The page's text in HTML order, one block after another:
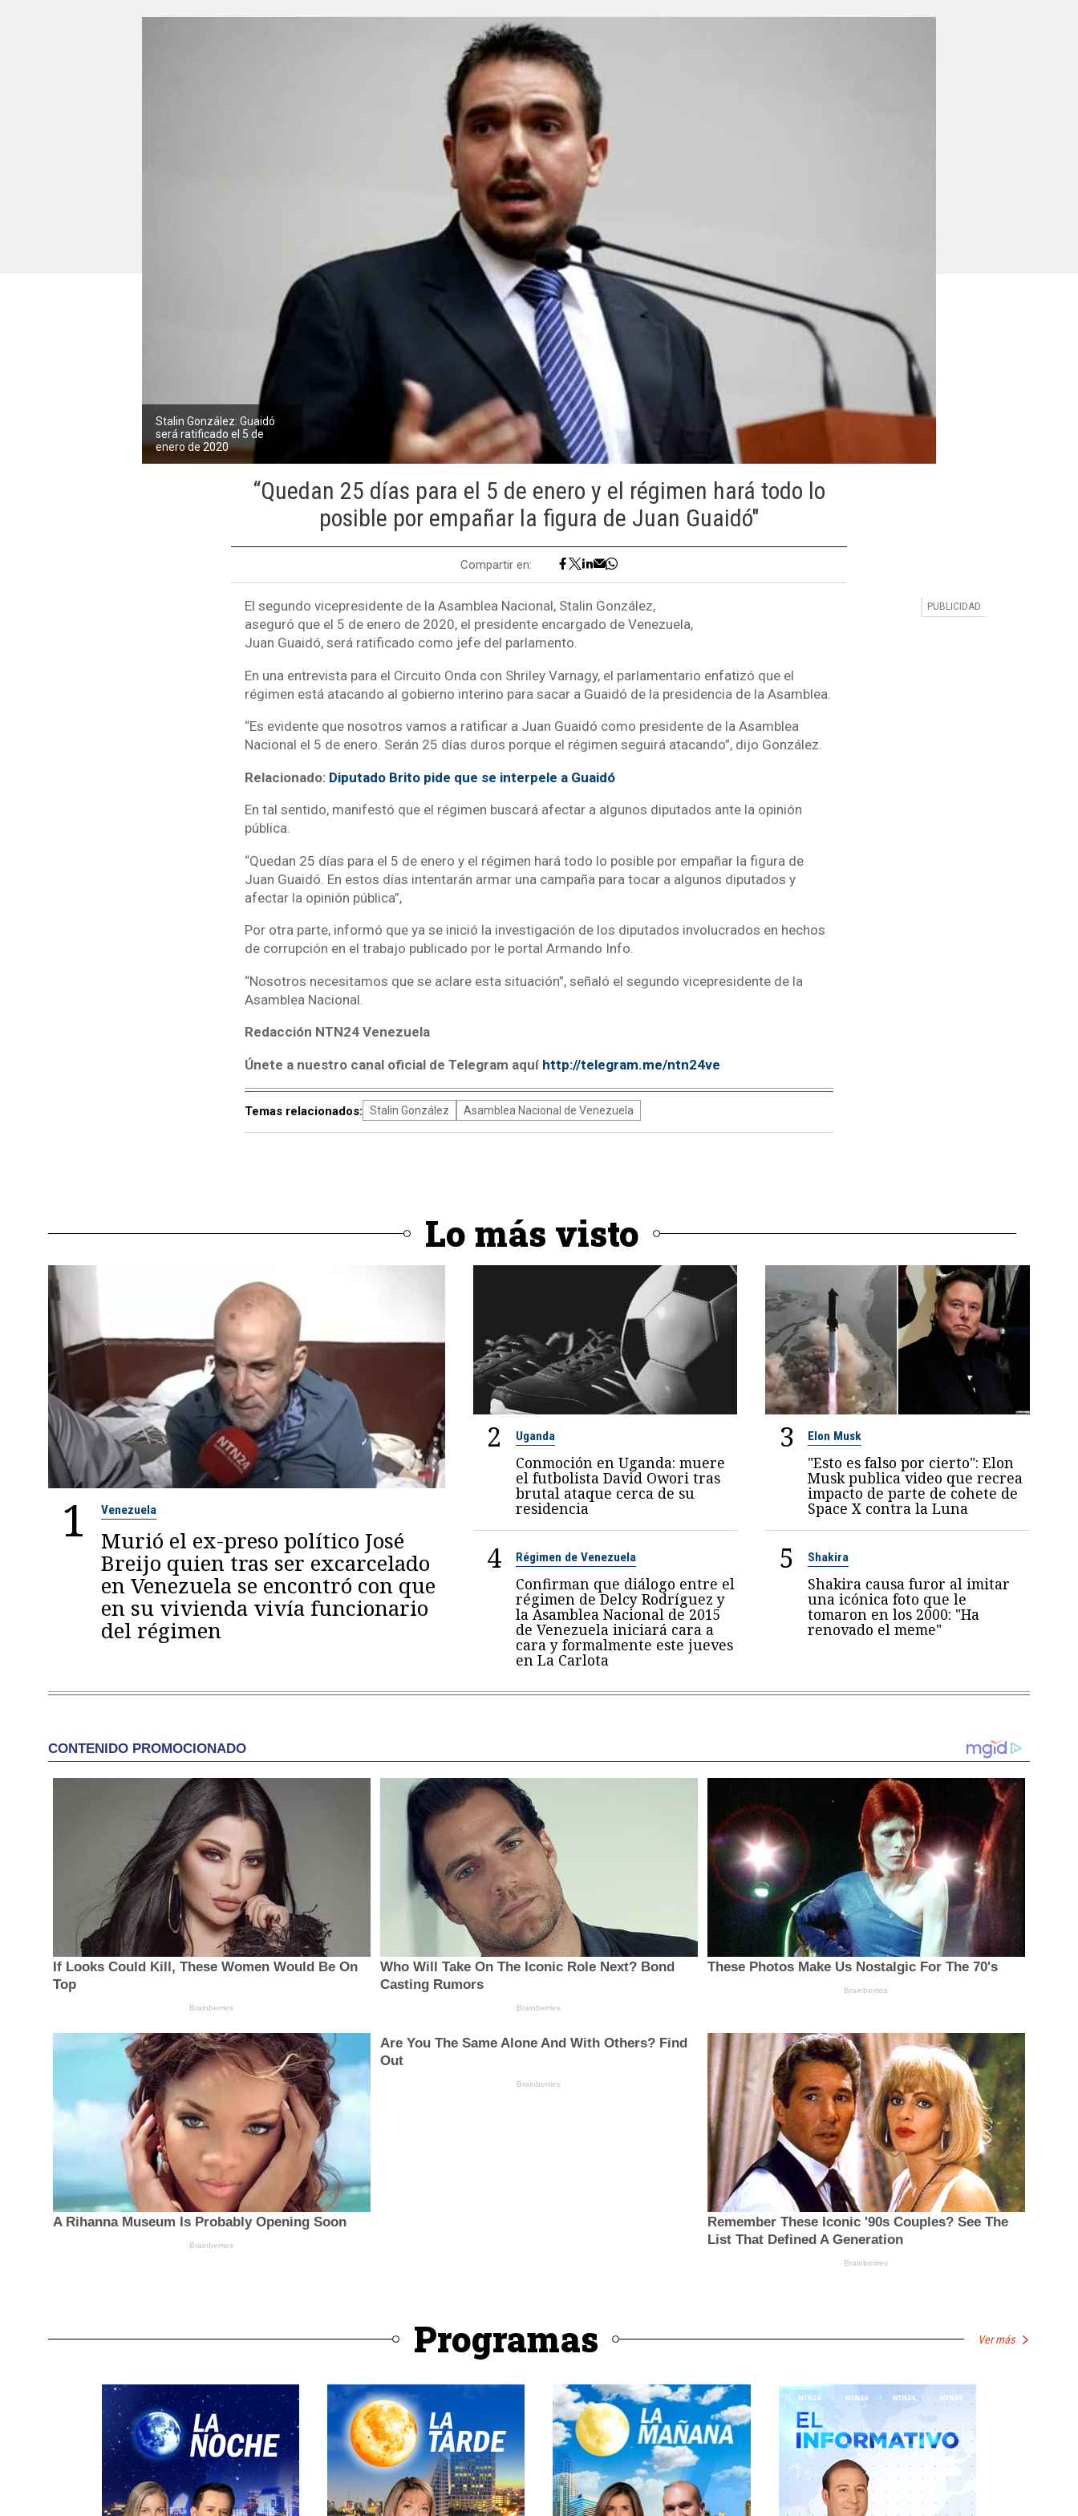
Stalin González: Guaidó
será ratificado el 5 de
enero de 2020
“Quedan 25 días para el 5 de enero y el régimen hará todo lo
posible por empañar la figura de Juan Guaidó"
Compartir en:
El segundo vicepresidente de la Asamblea Nacional, Stalin González,
aseguró que el 5 de enero de 2020, el presidente encargado de Venezuela,
Juan Guaidó, será ratificado como jefe del parlamento.
En una entrevista para el Circuito Onda con Shriley Varnagy, el parlamentario enfatizó que el
régimen está atacando al gobierno interino para sacar a Guaidó de la presidencia de la Asamblea.
“Es evidente que nosotros vamos a ratificar a Juan Guaidó como presidente de la Asamblea
Nacional el 5 de enero. Serán 25 días duros porque el régimen seguirá atacando”, dijo González.
Relacionado: Diputado Brito pide que se interpele a Guaidó
En tal sentido, manifestó que el régimen buscará afectar a algunos diputados ante la opinión
pública.
“Quedan 25 días para el 5 de enero y el régimen hará todo lo posible por empañar la figura de
Juan Guaidó. En estos días intentarán armar una campaña para tocar a algunos diputados y
afectar la opinión pública”,
Por otra parte, informó que ya se inició la investigación de los diputados involucrados en hechos
de corrupción en el trabajo publicado por le portal Armando Info.
“Nosotros necesitamos que se aclare esta situación”, señaló el segundo vicepresidente de la
Asamblea Nacional.
Redacción NTN24 Venezuela
Únete a nuestro canal oficial de Telegram aquí http://telegram.me/ntn24ve
Temas relacionados: Stalin González Asamblea Nacional de Venezuela
Lo más visto
1 Venezuela
Murió el ex-preso político José
Breijo quien tras ser excarcelado
en Venezuela se encontró con que
en su vivienda vivía funcionario
del régimen
2 Uganda
Conmoción en Uganda: muere
el futbolista David Owori tras
brutal ataque cerca de su
residencia
3 Elon Musk
"Esto es falso por cierto": Elon
Musk publica video que recrea
impacto de parte de cohete de
Space X contra la Luna
4 Régimen de Venezuela
Confirman que diálogo entre el
régimen de Delcy Rodríguez y
la Asamblea Nacional de 2015
de Venezuela iniciará cara a
cara y formalmente este jueves
en La Carlota
5 Shakira
Shakira causa furor al imitar
una icónica foto que le
tomaron en los 2000: "Ha
renovado el meme"
Programas Ver más